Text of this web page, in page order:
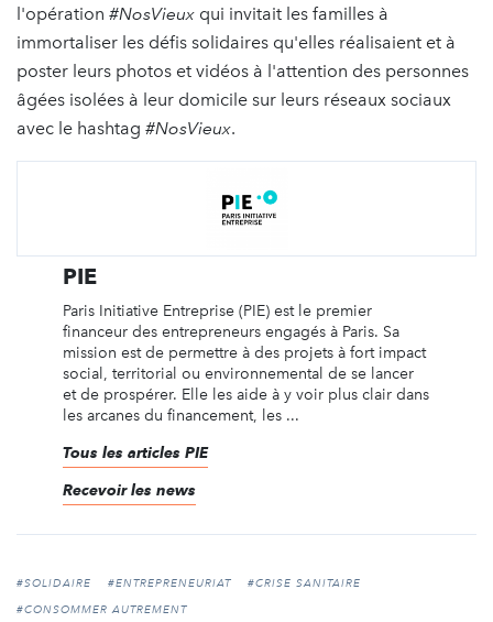
l'opération #NosVieux qui invitait les familles à
immortaliser les défis solidaires qu'elles réalisaient et à
poster leurs photos et vidéos à l'attention des personnes
âgées isolées à leur domicile sur leurs réseaux sociaux
avec le hashtag #NosVieux.
PIE
Paris Initiative Entreprise (PIE) est le premier
financeur des entrepreneurs engagés à Paris. Sa
mission est de permettre à des projets à fort impact
social, territorial ou environnemental de se lancer
et de prospérer. Elle les aide à y voir plus clair dans
les arcanes du financement, les ...
Tous les articles PIE
Recevoir les news
#SOLIDAIRE #ENTREPRENEURIAT
#CRISE SANITAIRE
#CONSOMMER AUTREMENT